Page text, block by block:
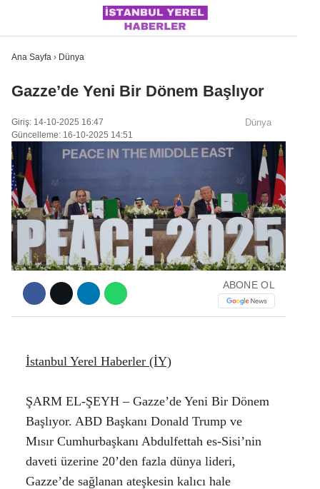
İSTANBUL
ÜLKE GÜNDEMI
MAGAZIN
POLITIKA
SAĞLIK
SOSYAL MEDYA
SPOR
DÜNYA
Ana Sayfa › Dünya
Gazze’de Yeni Bir Dönem Başlıyor
Giriş: 14-10-2025 16:47
Güncelleme: 16-10-2025 14:51
Dünya
ABONE OL
İstanbul Yerel Haberler (İY)
ŞARM EL-ŞEYH – Gazze’de Yeni Bir Dönem
Başlıyor. ABD Başkanı Donald Trump ve
Mısır Cumhurbaşkanı Abdulfettah es-Sisi’nin
daveti üzerine 20’den fazla dünya lideri,
Gazze’de sağlanan ateşkesin kalıcı hale